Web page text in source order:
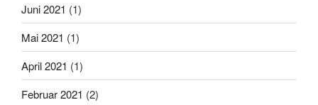
Juni 2021 (1)
Mai 2021 (1)
April 2021 (1)
Februar 2021 (2)